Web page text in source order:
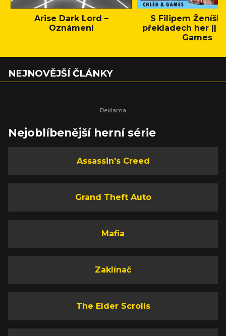
Arise Dark Lord –
Oznámení
S Filipem
překladech her ||
Games
NEJNOVĚJŠÍ ČLÁNKY
Nejoblíbenější herní série
Assassin's Creed
Grand Theft Auto
Mafia
Zaklínač
The Elder Scrolls